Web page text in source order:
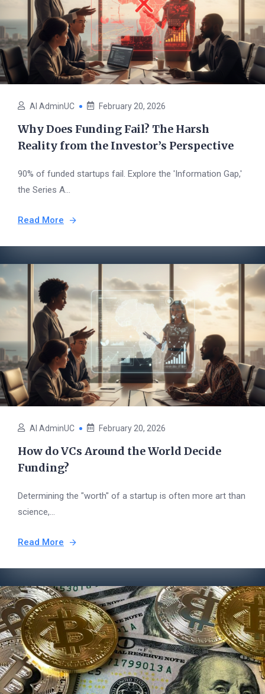
AI AdminUC February 20, 2026
Why Does Funding Fail? The Harsh
Reality from the Investor’s Perspective
90% of funded startups fail. Explore the 'Information Gap,'
the Series A...
Read More
AI AdminUC February 20, 2026
How do VCs Around the World Decide
Funding?
Determining the "worth" of a startup is often more art than
science,...
Read More